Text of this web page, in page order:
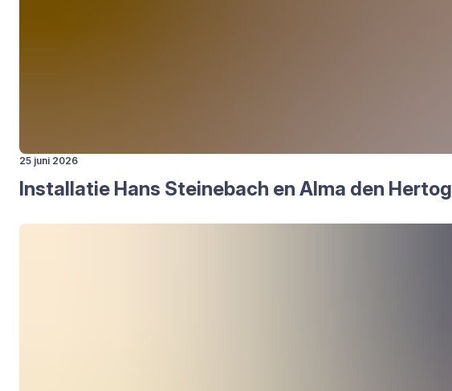
25 juni 2026
Instal­la­tie Hans Stei­ne­bach en Alma den Her­tog